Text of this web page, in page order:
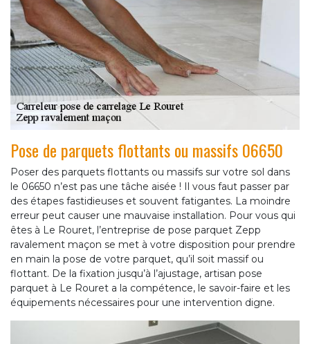
Pose de parquets flottants ou massifs 06650
Poser des parquets flottants ou massifs sur votre sol dans
le 06650 n’est pas une tâche aisée ! Il vous faut passer par
des étapes fastidieuses et souvent fatigantes. La moindre
erreur peut causer une mauvaise installation. Pour vous qui
êtes à Le Rouret, l’entreprise de pose parquet Zepp
ravalement maçon se met à votre disposition pour prendre
en main la pose de votre parquet, qu’il soit massif ou
flottant. De la fixation jusqu’à l’ajustage, artisan pose
parquet à Le Rouret a la compétence, le savoir-faire et les
équipements nécessaires pour une intervention digne.